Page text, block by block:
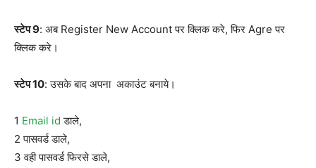
स्टेप 9: अब Register New Account पर क्लिक करे, फिर Agre पर
क्लिक करे।
स्टेप 10: उसके बाद अपना अकाउंट बनाये।
1 Email idडाले,
2 पासवर्ड डाले,
3 वही पासवर्ड फिरसे डाले,